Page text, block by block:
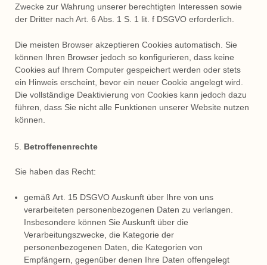
Zwecke zur Wahrung unserer berechtigten Interessen sowie
der Dritter nach Art. 6 Abs. 1 S. 1 lit. f DSGVO erforderlich.
Die meisten Browser akzeptieren Cookies automatisch. Sie
können Ihren Browser jedoch so konfigurieren, dass keine
Cookies auf Ihrem Computer gespeichert werden oder stets
ein Hinweis erscheint, bevor ein neuer Cookie angelegt wird.
Die vollständige Deaktivierung von Cookies kann jedoch dazu
führen, dass Sie nicht alle Funktionen unserer Website nutzen
können.
Betroffenenrechte
Sie haben das Recht:
gemäß Art. 15 DSGVO Auskunft über Ihre von uns
verarbeiteten personenbezogenen Daten zu verlangen.
Insbesondere können Sie Auskunft über die
Verarbeitungszwecke, die Kategorie der
personenbezogenen Daten, die Kategorien von
Empfängern, gegenüber denen Ihre Daten offengelegt